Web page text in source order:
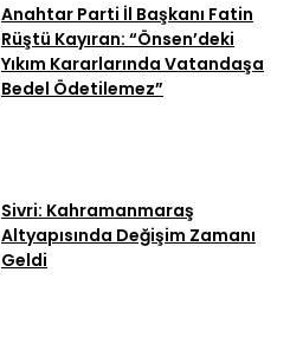
Anahtar Parti İl Başkanı Fatin
Rüştü Kayıran: “Önsen’deki
Yıkım Kararlarında Vatandaşa
Bedel Ödetilemez”
Sivri: Kahramanmaraş
Altyapısında Değişim Zamanı
Geldi